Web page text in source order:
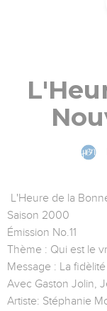
L'Heure de la
Saison 2000
Émission No.11
Thème : Qui est le
Message : La
Avec Gaston Jolin,
Artiste: Stéphanie